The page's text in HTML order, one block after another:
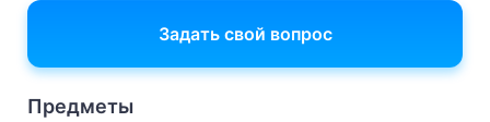
Задать свой вопрос
Предметы